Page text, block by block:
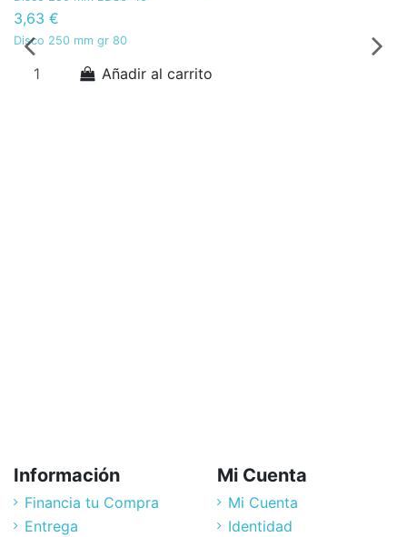
3,63 €
Disco 250 mm gr 80
Añadir al carrito
Información
Financia tu Compra
Entrega
Mi Cuenta
Mi Cuenta
Identidad